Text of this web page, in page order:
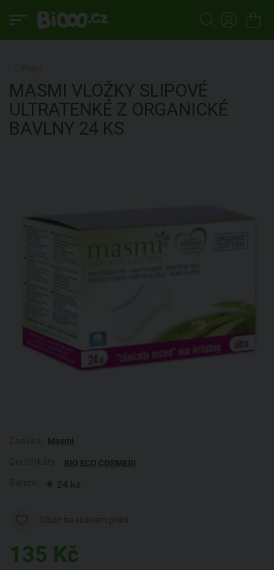
MASMI VLOŽKY SLIPOVÉ
ULTRATENKÉ Z ORGANICKÉ
BAVLNY 24 KS
Masmi
BIO ECO COSMESI
24 ks
135 Kč